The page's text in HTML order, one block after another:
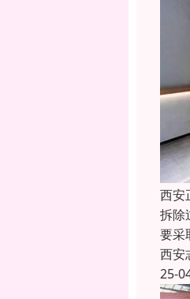
西安
拆除
要采
西安
25-